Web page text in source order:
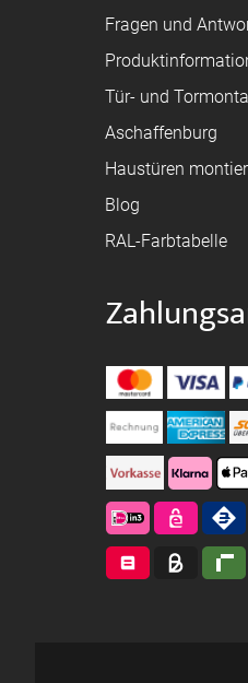
Fragen und
Tür- und
Aschaffenburg
Haustüren
Blog
RAL-Farbtabelle